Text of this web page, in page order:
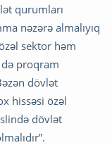
qurumları
nəzərə almalıyıq
sektor həm
proqram
dövlət
hissəsi özəl
dövlət